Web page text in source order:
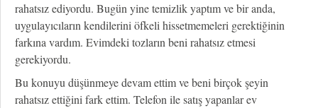
rahatsız ediyordu. Bugün yine temizlik yaptım ve bir anda,
uygulayıcıların kendilerini öfkeli hissetmemeleri gerektiğinin
farkına vardım. Evimdeki tozların beni rahatsız etmesi
gerekiyordu.
Bu konuyu düşünmeye devam ettim ve beni birçok şeyin
rahatsız ettiğini fark ettim. Telefon ile satış yapanlar ev